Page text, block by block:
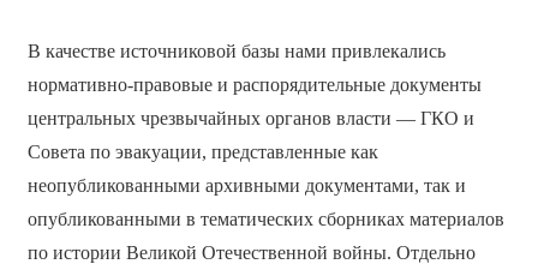
В качестве источниковой базы нами привлекались
нормативно-правовые и распорядительные документы
центральных чрезвычайных органов власти — ГКО и
Совета по эвакуации, представленные как
неопубликованными архивными документами, так и
опубликованными в тематических сборниках материалов
по истории Великой Отечественной войны. Отдельно